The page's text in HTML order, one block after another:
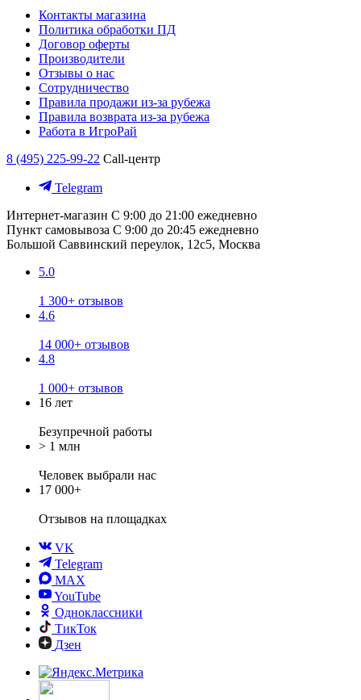
Контакты магазина
Политика обработки ПД
Договор оферты
Производители
Отзывы о нас
Сотрудничество
Правила продажи из-за рубежа
Правила возврата из-за рубежа
Работа в ИгроРай
8 (495) 225-99-22 Call-центр
Telegram
Интернет-магазин С 9:00 до 21:00 ежедневно
Пункт самовывоза С 9:00 до 20:45 ежедневно
Большой Саввинский переулок, 12с5, Москва
5.0
1 300+ отзывов
4.6
14 000+ отзывов
4.8
1 000+ отзывов
16 лет
Безупречной работы
> 1 млн
Человек выбрали нас
17 000+
Отзывов на площадках
VK
Telegram
MAX
YouTube
Одноклассники
ТикТок
Дзен